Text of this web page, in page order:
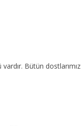
Bütün dostlarımız